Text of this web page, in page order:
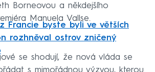
Borneovou a někdejšího
Manuela Vallse.
Francie byste byli ve větších
rozhněval ostrov zničený
se shodují, že nová vláda se